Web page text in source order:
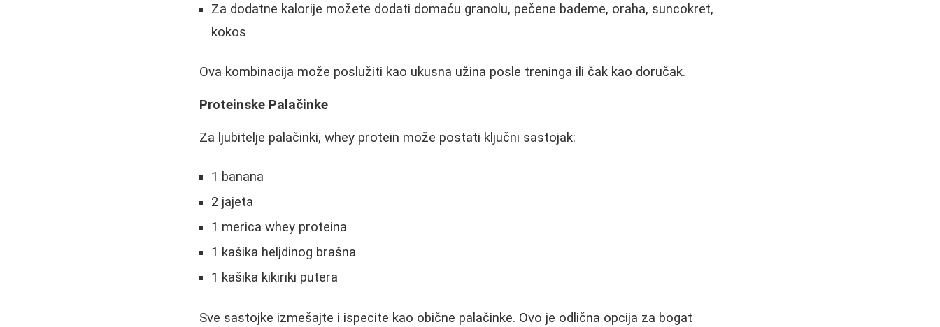
Za dodatne kalorije možete dodati domaću granolu, pečene bademe, oraha, suncokret,
kokos
Ova kombinacija može poslužiti kao ukusna užina posle treninga ili čak kao doručak.
Proteinske Palačinke
Za ljubitelje palačinki, whey protein može postati ključni sastojak:
1 banana
2 jajeta
1 merica whey proteina
1 kašika heljdinog brašna
1 kašika kikiriki putera
Sve sastojke izmešajte i ispecite kao obične palačinke. Ovo je odlična opcija za bogat